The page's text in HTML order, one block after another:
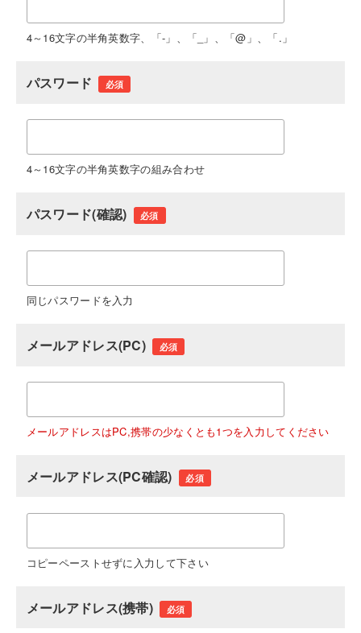
4～16文字の半角英数字、「-」、「_」、「@」、「.」
パスワード 必須
4～16文字の半角英数字の組み合わせ
パスワード(確認) 必須
同じパスワードを入力
メールアドレス(PC) 必須
メールアドレスはPC,携帯の少なくとも1つを入力してください
メールアドレス(PC確認) 必須
コピーペーストせずに入力して下さい
メールアドレス(携帯) 必須